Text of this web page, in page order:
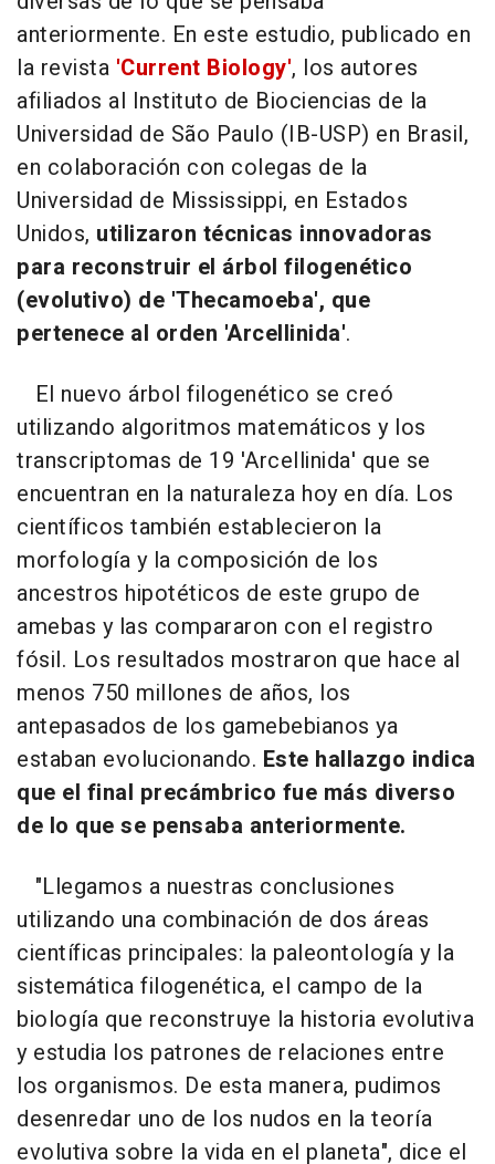
anteriormente. En este estudio, publicado en
la revista 'Current Biology', los autores
afiliados al Instituto de Biociencias de la
Universidad de São Paulo (IB-USP) en Brasil,
en colaboración con colegas de la
Universidad de Mississippi, en Estados
Unidos, utilizaron técnicas innovadoras
para reconstruir el árbol filogenético
(evolutivo) de 'Thecamoeba', que
pertenece al orden 'Arcellinida'.
El nuevo árbol filogenético se creó
utilizando algoritmos matemáticos y los
transcriptomas de 19 'Arcellinida' que se
encuentran en la naturaleza hoy en día. Los
científicos también establecieron la
morfología y la composición de los
ancestros hipotéticos de este grupo de
amebas y las compararon con el registro
fósil. Los resultados mostraron que hace al
menos 750 millones de años, los
antepasados de los gamebebianos ya
estaban evolucionando. Este hallazgo indica
que el final precámbrico fue más diverso
de lo que se pensaba anteriormente.
"Llegamos a nuestras conclusiones
utilizando una combinación de dos áreas
científicas principales: la paleontología y la
sistemática filogenética, el campo de la
biología que reconstruye la historia evolutiva
y estudia los patrones de relaciones entre
los organismos. De esta manera, pudimos
desenredar uno de los nudos en la teoría
evolutiva sobre la vida en el planeta", dice el